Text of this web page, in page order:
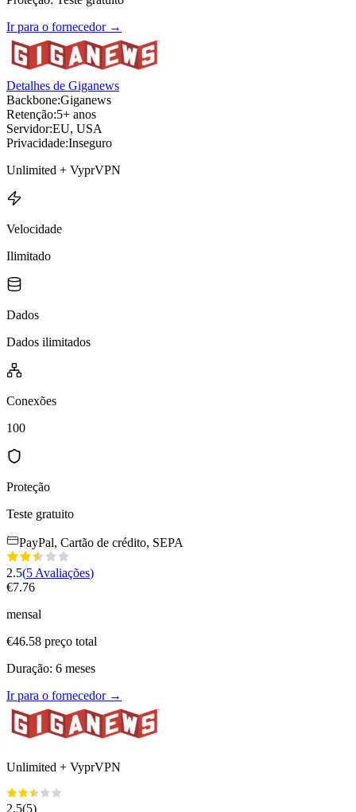
Ir para o fornecedor→
Detalhes de Giganews
Backbone:Giganews
Retenção:5+ anos
Servidor:EU, USA
Privacidade:Inseguro
Unlimited + VyprVPN
Velocidade
Ilimitado
Dados
Dados ilimitados
Conexões
100
Proteção
Teste gratuito
PayPal, Cartão de crédito, SEPA
2.5(5 Avaliações)
€7.76
mensal
€46.58 preço total
Duração: 6 meses
Ir para o fornecedor→
Unlimited + VyprVPN
2.5(5)